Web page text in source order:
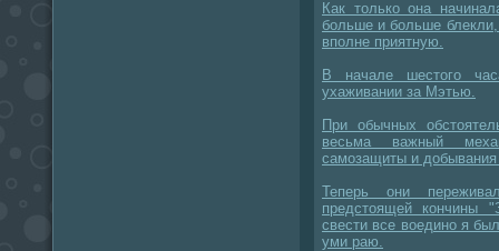
Как только она
больше и больше
вполне приятную.
В начале шестого
ухаживании за Мэтью.
При обычных
весьма важный
самозащиты и
Теперь они
предстоящей кончины
свести все воедино я
уми раю.